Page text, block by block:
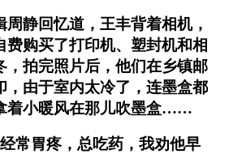
周静回忆道，王丰背着相机，
费购买了打印机、塑封机和相
，拍完照片后，他们在乡镇邮
，由于室内太冷了，连墨盒都
着小暖风在那儿吹墨盒……
常胃疼，总吃药，我劝他早